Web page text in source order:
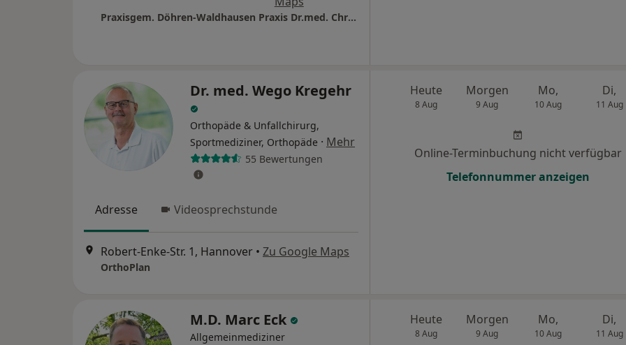
Praxisgem. Döhren-Waldhausen Praxis Dr.med. Christian Pickert Facharzt für Innere Medizin - Hausärztliche Versorgung
Dr. med. Wego Kregehr
Orthopäde & Unfallchirurg,
Sportmediziner, Orthopäde · Mehr
55 Bewertungen
Adresse Videosprechstunde
Robert-Enke-Str. 1, Hannover • Zu Google Maps
OrthoPlan
Heute
8 Aug
Morgen
9 Aug
Mo,
10 Aug
Di,
11 Aug
Online-Terminbuchung nicht verfügbar
Telefonnummer anzeigen
M.D. Marc Eck
Allgemeinmediziner
Heute
8 Aug
Morgen
9 Aug
Mo,
10 Aug
Di,
11 Aug